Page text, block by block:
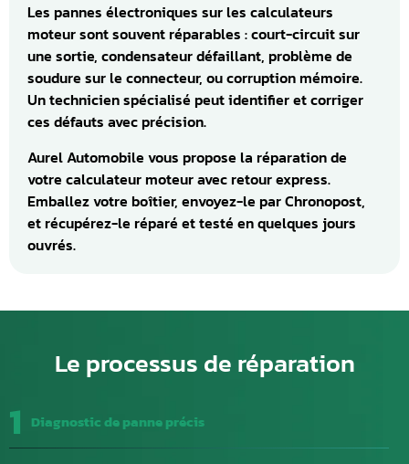
Les pannes électroniques sur les calculateurs
moteur sont souvent réparables : court-circuit sur
une sortie, condensateur défaillant, problème de
soudure sur le connecteur, ou corruption mémoire.
Un technicien spécialisé peut identifier et corriger
ces défauts avec précision.
Aurel Automobile vous propose la réparation de
votre calculateur moteur avec retour express.
Emballez votre boîtier, envoyez-le par Chronopost,
et récupérez-le réparé et testé en quelques jours
ouvrés.
Le processus de réparation
1 Diagnostic de panne précis